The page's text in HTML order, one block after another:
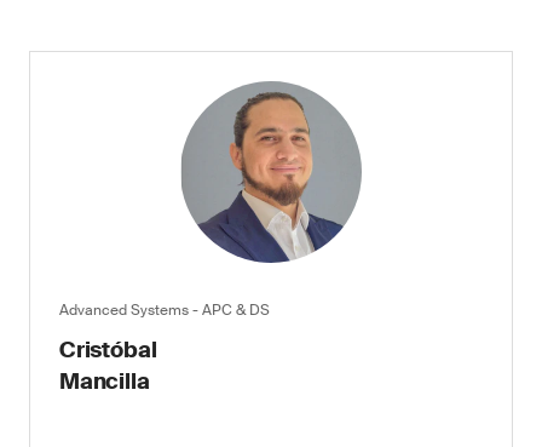
Advanced Systems - APC & DS
Cristóbal
Mancilla